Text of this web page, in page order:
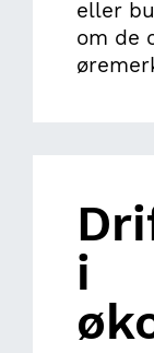
eller
om de
i